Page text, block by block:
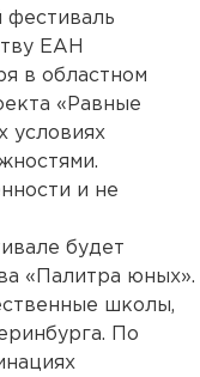
фестиваль
ЕАН
в областном
«Равные
условиях
и не
будет
«Палитра юных».
школы,
По